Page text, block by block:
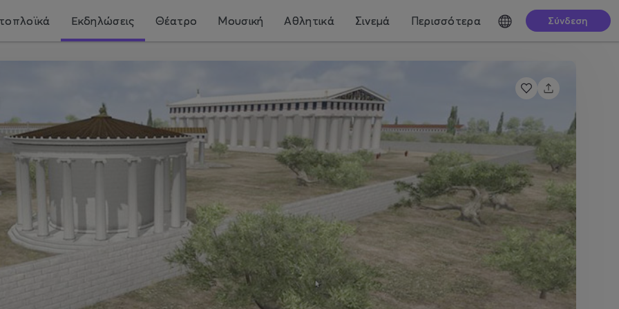
Εκδηλώσεις Θέατρο Μουσική Αθλητικά Σινεμά Περισσότερα Σύνδεση